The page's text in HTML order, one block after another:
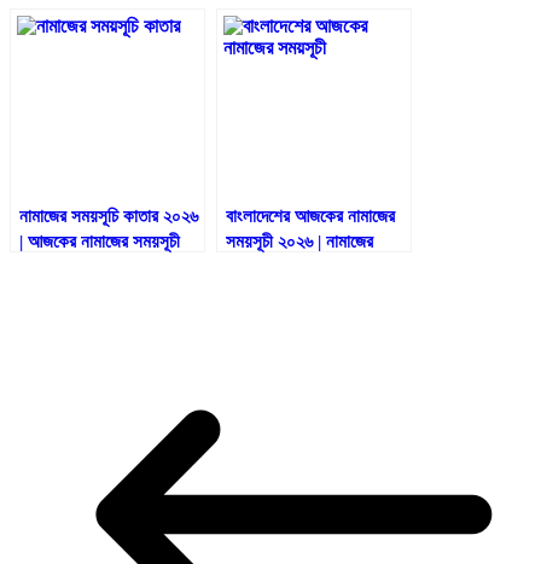
নামাজের সময়সূচি কাতার ২০২৬
| আজকের নামাজের সময়সূচী
বাংলাদেশের আজকের নামাজের
সময়সূচী ২০২৬ | নামাজের